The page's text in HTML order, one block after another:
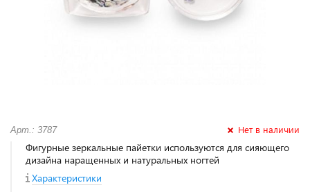
Арт.: 3787 Нет в наличии
Фигурные зеркальные пайетки используются для сияющего
дизайна наращенных и натуральных ногтей
Характеристики